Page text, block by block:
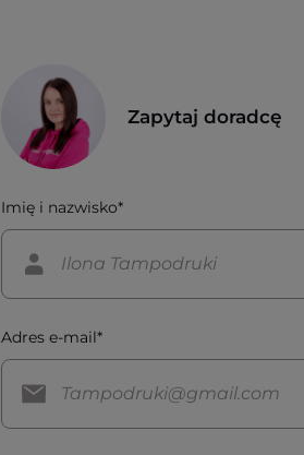
Zapytaj doradcę
Imię i nazwisko*
Adres e-mail*